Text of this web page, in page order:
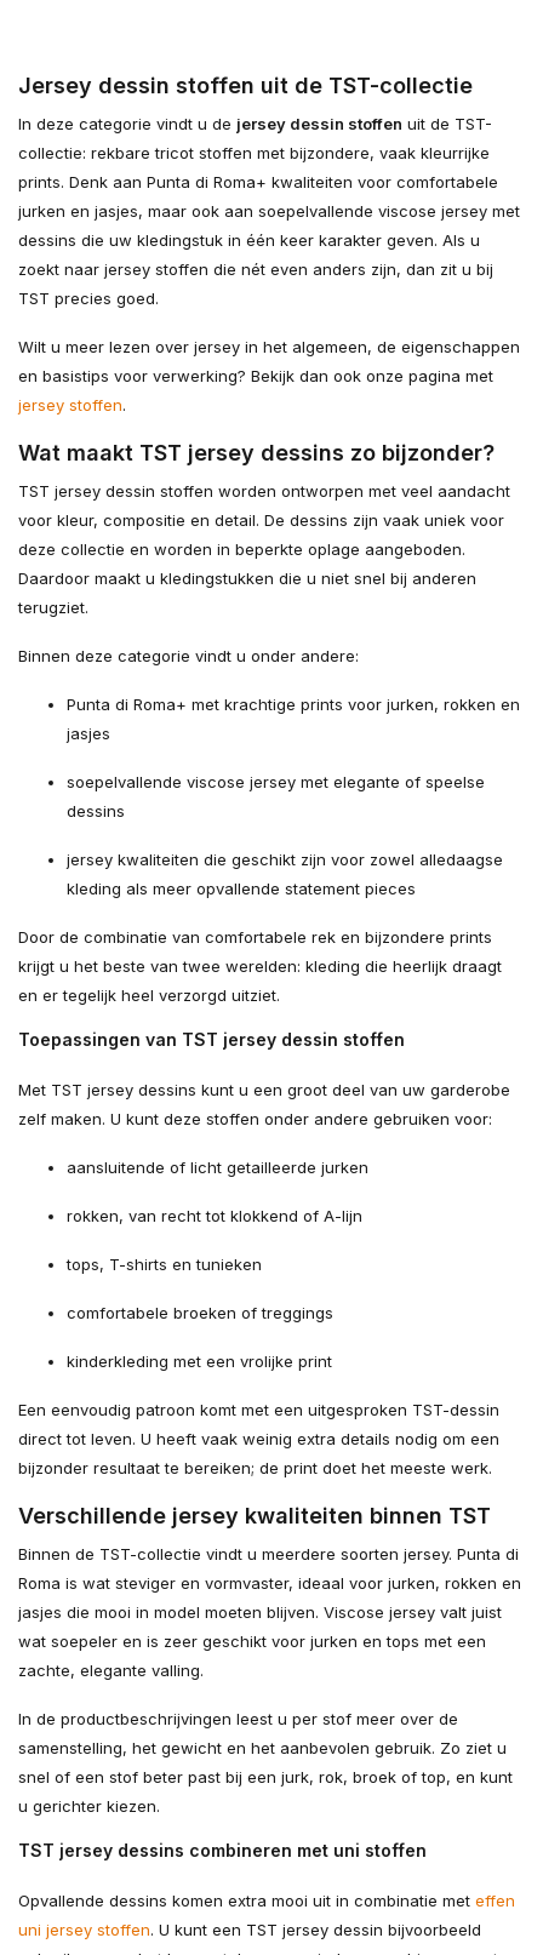
Jersey dessin stoffen uit de TST-collectie
In deze categorie vindt u de jersey dessin stoffen uit de TST-
collectie: rekbare tricot stoffen met bijzondere, vaak kleurrijke
prints. Denk aan Punta di Roma+ kwaliteiten voor comfortabele
jurken en jasjes, maar ook aan soepelvallende viscose jersey met
dessins die uw kledingstuk in één keer karakter geven. Als u
zoekt naar jersey stoffen die nét even anders zijn, dan zit u bij
TST precies goed.
Wilt u meer lezen over jersey in het algemeen, de eigenschappen
en basis­tips voor verwerking? Bekijk dan ook onze pagina met
jersey stoffen.
Wat maakt TST jersey dessins zo bijzonder?
TST jersey dessin stoffen worden ontworpen met veel aandacht
voor kleur, compositie en detail. De dessins zijn vaak uniek voor
deze collectie en worden in beperkte oplage aangeboden.
Daardoor maakt u kledingstukken die u niet snel bij anderen
terugziet.
Binnen deze categorie vindt u onder andere:
Punta di Roma+ met krachtige prints voor jurken, rokken en
jasjes
soepelvallende viscose jersey met elegante of speelse
dessins
jersey kwaliteiten die geschikt zijn voor zowel alledaagse
kleding als meer opvallende statement pieces
Door de combinatie van comfortabele rek en bijzondere prints
krijgt u het beste van twee werelden: kleding die heerlijk draagt
en er tegelijk heel verzorgd uitziet.
Toepassingen van TST jersey dessin stoffen
Met TST jersey dessins kunt u een groot deel van uw garderobe
zelf maken. U kunt deze stoffen onder andere gebruiken voor:
aansluitende of licht getailleerde jurken
rokken, van recht tot klokkend of A-lijn
tops, T-shirts en tunieken
comfortabele broeken of treggings
kinderkleding met een vrolijke print
Een eenvoudig patroon komt met een uitgesproken TST-dessin
direct tot leven. U heeft vaak weinig extra details nodig om een
bijzonder resultaat te bereiken; de print doet het meeste werk.
Verschillende jersey kwaliteiten binnen TST
Binnen de TST-collectie vindt u meerdere soorten jersey. Punta di
Roma is wat steviger en vormvaster, ideaal voor jurken, rokken en
jasjes die mooi in model moeten blijven. Viscose jersey valt juist
wat soepeler en is zeer geschikt voor jurken en tops met een
zachte, elegante valling.
In de productbeschrijvingen leest u per stof meer over de
samenstelling, het gewicht en het aanbevolen gebruik. Zo ziet u
snel of een stof beter past bij een jurk, rok, broek of top, en kunt
u gerichter kiezen.
TST jersey dessins combineren met uni stoffen
Opvallende dessins komen extra mooi uit in combinatie met effen
uni jersey stoffen. U kunt een TST jersey dessin bijvoorbeeld